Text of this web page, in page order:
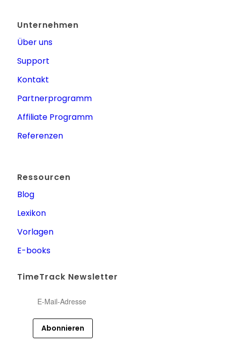
Unternehmen
Über uns
Support
Kontakt
Partnerprogramm
Affiliate Programm
Referenzen
Ressourcen
Blog
Lexikon
Vorlagen
E-books
TimeTrack Newsletter